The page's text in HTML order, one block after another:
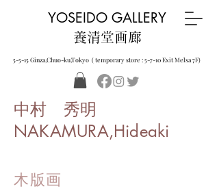
YOSEIDO GALLERY
養清堂画廊
5-5-15 Ginza,Chuo-ku,Tokyo ( temporary store : 5-7-10 Exit Melsa 7F)
中村 秀明
NAKAMURA,Hideaki
木版画